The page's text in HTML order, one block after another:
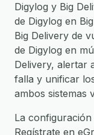
Digylog y Big
de Digylog en
Big Delivery de
de Digylog en
Delivery, alertar
falla y unificar
ambos sistemas
La
Regístrate en